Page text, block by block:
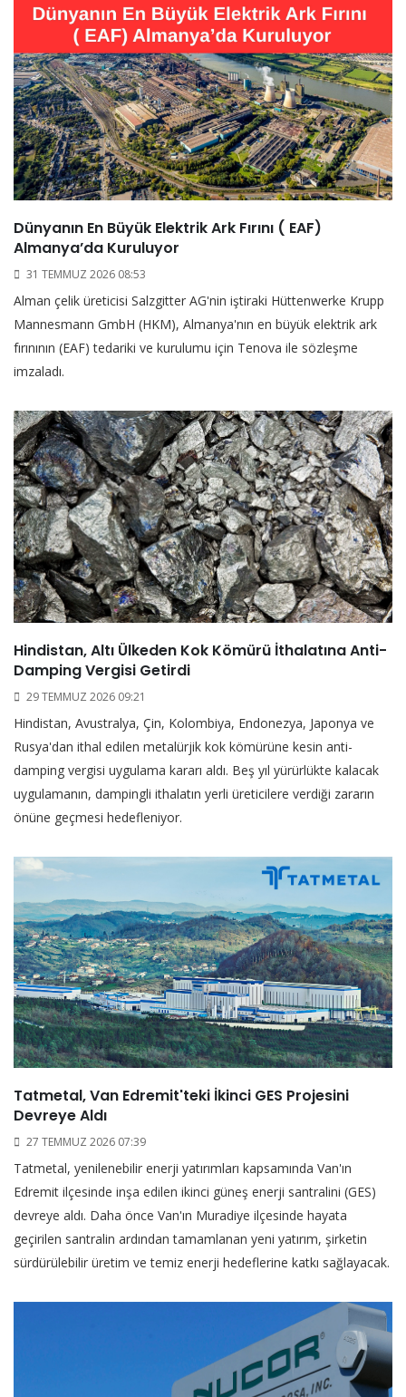
Dünyanın En Büyük Elektrik Ark Fırını ( EAF)
Almanya’da Kuruluyor
31 TEMMUZ 2026 08:53
Alman çelik üreticisi Salzgitter AG'nin iştiraki Hüttenwerke Krupp
Mannesmann GmbH (HKM), Almanya'nın en büyük elektrik ark
fırınının (EAF) tedariki ve kurulumu için Tenova ile sözleşme
imzaladı.
Hindistan, Altı Ülkeden Kok Kömürü İthalatına Anti-
Damping Vergisi Getirdi
29 TEMMUZ 2026 09:21
Hindistan, Avustralya, Çin, Kolombiya, Endonezya, Japonya ve
Rusya'dan ithal edilen metalürjik kok kömürüne kesin anti-
damping vergisi uygulama kararı aldı. Beş yıl yürürlükte kalacak
uygulamanın, dampingli ithalatın yerli üreticilere verdiği zararın
önüne geçmesi hedefleniyor.
Tatmetal, Van Edremit'teki İkinci GES Projesini
Devreye Aldı
27 TEMMUZ 2026 07:39
Tatmetal, yenilenebilir enerji yatırımları kapsamında Van'ın
Edremit ilçesinde inşa edilen ikinci güneş enerji santralini (GES)
devreye aldı. Daha önce Van'ın Muradiye ilçesinde hayata
geçirilen santralin ardından tamamlanan yeni yatırım, şirketin
sürdürülebilir üretim ve temiz enerji hedeflerine katkı sağlayacak.